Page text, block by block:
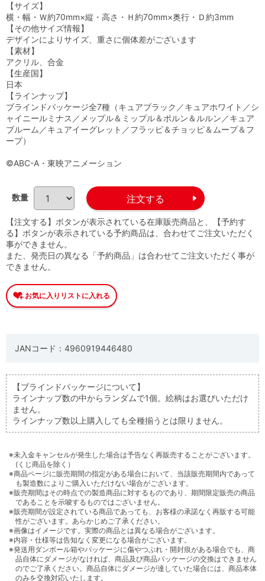
【サイズ】
横・幅・Ｗ約70mm×縦・高さ・Ｈ約70mm×奥行・Ｄ約3mm
【その他サイズ情報】
デザインによりサイズ、重さに個体差がございます
【素材】
アクリル、合金
【生産国】
日本
【ラインナップ】
ブラインドパッケージ全7種（キュアブラック／キュアホワイト／シ
ャイニールミナス／メップル＆ミップル＆ポルン＆ルルン／キュア
ブルーム／キュアイーグレット／フラッピ＆チョッピ＆ムープ＆フ
ープ）
©ABC-A・東映アニメーション
数量
【注文する】ボタンが表示されている在庫販売商品と、【予約す
る】ボタンが表示されている予約商品は、合わせてご注文いただく
事ができません。
また、発売日の異なる「予約商品」は合わせてご注文いただく事が
できません。
JANコード：4960919446480
【ブラインドパッケージについて】
ラインナップ数の中からランダムで1個。絵柄はお選びいただけ
ません。
ラインナップ数以上購入しても全種揃うとは限りません。
※未入金キャンセルが発生した場合は予告なく再販売することがございます。
(くじ商品を除く）
※商品ページに販売期間の指定がある場合において、当該販売期間内であって
も製造数によりご購入いただけない場合がございます。
※販売期間はその時点での製造商品に対するものであり、期間限定販売の商品
であることを示唆するものではございません。
※販売期間が設定されている商品であっても、お客様の承諾なく再販する可能
性がございます。あらかじめご了承ください。
※画像はイメージです。実際の商品とは異なる場合がございます。
※内容・仕様等は告知なく変更になる場合がございます。
※発送用ダンボール箱やパッケージに傷やつぶれ・開封痕がある場合でも、商
品自体にダメージがなければ、商品及び商品パッケージの交換はできません
のでご了承ください。商品自体にダメージが達していた場合には、商品本体
のみを交換対応いたします。